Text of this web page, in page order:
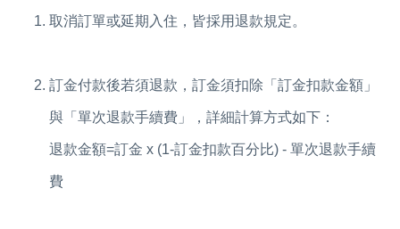
取消訂單或延期入住，皆採用退款規定。
訂金付款後若須退款，訂金須扣除「訂金扣款金額」
與「單次退款手續費」，詳細計算方式如下：
退款金額=訂金 x (1-訂金扣款百分比) - 單次退款手續
費